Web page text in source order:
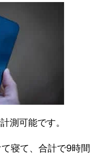
測可能です。
寝て、合計で9時間